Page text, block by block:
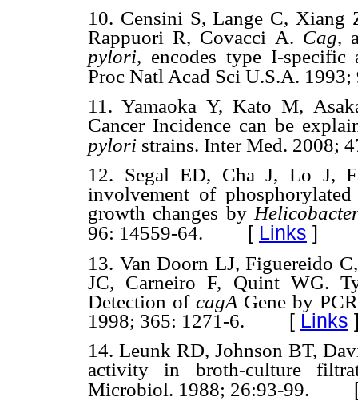
10. Censini S, Lange C, Xiang
Rappuori R, Covacci A. Cag,
pylori, encodes type I-specific
Proc Natl Acad Sci U.S.A. 1993;
11. Yamaoka Y, Kato M,
Cancer Incidence can be
pylori strains. Inter Med. 2008;
12. Segal ED, Cha J, Lo J,
involvement of
growth changes by
96: 14559-64. [ Links ]
13. Van Doorn LJ, Figuereido
JC, Carneiro F, Quint WG.
Detection of cagA Gene by
1998; 365: 1271-6. [ Links
14. Leunk RD, Johnson BT,
activity in broth-culture
Microbiol. 1988; 26:93-99.